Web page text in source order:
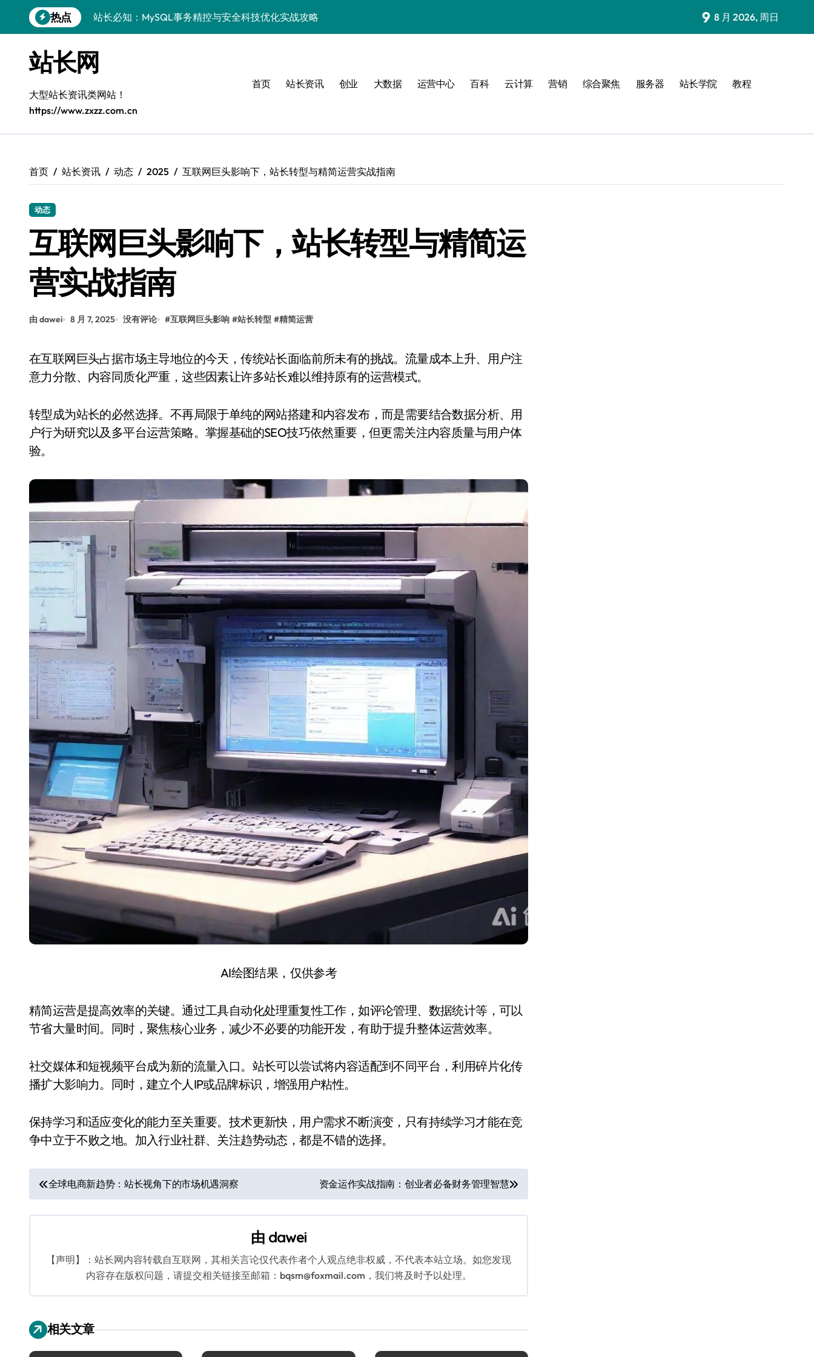
到
热点
站长必知：MySQL事务精控与安全科技优化实战攻略
VR开发进阶：巧用MySQL事务控制解锁科技新战力
科技站长揭秘：MySQL事务控制进阶实战，工程师必知技巧
iOS开发进阶：MySQL事务处理科技赋能，技术实战全掌控
MySQL进阶实战：解锁后端事务处理与科技驱动性能优化
MySQL事务精要：iOS后端开发科技实战，技术达人控局之道
开源站长必知：MySQL事务精控与科技合规风控实战攻略
9 8 月 2026, 周日
站长网
大型站长资讯类网站！
https://www.zxzz.com.cn
首页 站长资讯 创业 大数据 运营中心 百科 云计算 营销 综合聚焦 服务器 站长学院 教程
首页 站长资讯 动态 2025 互联网巨头影响下，站长转型与精简运营实战指南
动态
互联网巨头影响下，站长转型与精简运
营实战指南
由 dawei 8 月 7, 2025 没有评论 #互联网巨头影响 #站长转型 #精简运营
在互联网巨头占据市场主导地位的今天，传统站长面临前所未有的挑战。流量成本上升、用户注
意力分散、内容同质化严重，这些因素让许多站长难以维持原有的运营模式。
转型成为站长的必然选择。不再局限于单纯的网站搭建和内容发布，而是需要结合数据分析、用
户行为研究以及多平台运营策略。掌握基础的SEO技巧依然重要，但更需关注内容质量与用户体
验。
AI绘图结果，仅供参考
精简运营是提高效率的关键。通过工具自动化处理重复性工作，如评论管理、数据统计等，可以
节省大量时间。同时，聚焦核心业务，减少不必要的功能开发，有助于提升整体运营效率。
社交媒体和短视频平台成为新的流量入口。站长可以尝试将内容适配到不同平台，利用碎片化传
播扩大影响力。同时，建立个人IP或品牌标识，增强用户粘性。
保持学习和适应变化的能力至关重要。技术更新快，用户需求不断演变，只有持续学习才能在竞
争中立于不败之地。加入行业社群、关注趋势动态，都是不错的选择。
文
章
全球电商新趋势：站长视角下的市场机遇洞察 资金运作实战指南：创业者必备财务管理智慧
由 dawei
【声明】：站长网内容转载自互联网，其相关言论仅代表作者个人观点绝非权威，不代表本站立场。如您发现
内容存在版权问题，请提交相关链接至邮箱：bqsm@foxmail.com，我们将及时予以处理。
相关文章